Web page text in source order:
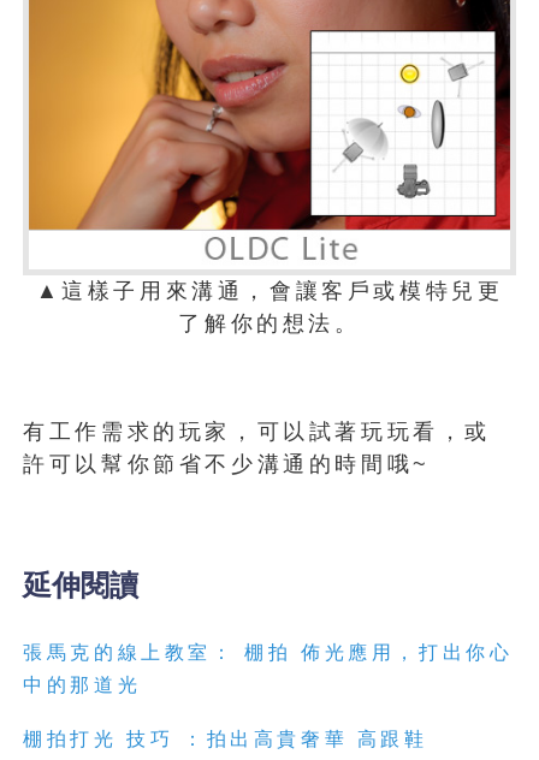
▲這樣子用來溝通，會讓客戶或模特兒更
了解你的想法。
有工作需求的玩家，可以試著玩玩看，或
許可以幫你節省不少溝通的時間哦~
延伸閱讀
張馬克的線上教室： 棚拍 佈光應用，打出你心
中的那道光
棚拍打光 技巧 ：拍出高貴奢華 高跟鞋